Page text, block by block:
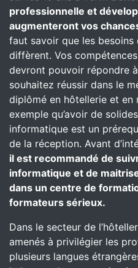
professionnelle et
augmenteront vos
faut savoir que les besoins
diffèrent. Vos
devront pouvoir répondre
souhaitez réussir dans le
diplômé en hôtellerie et en
exemple qu’avoir de
informatique est un
de la réception. Avant
il est recommandé de
informatique et de
dans un centre de
formateurs sérieux.
Dans le secteur de
amenés à privilégier les
plusieurs langues